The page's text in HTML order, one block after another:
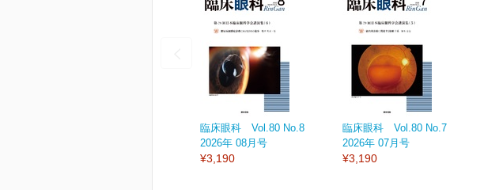
臨床眼科 Vol.80 No.8
2026年 08月号
¥3,190
臨床眼科 Vol.80 No.7
2026年 07月号
¥3,190